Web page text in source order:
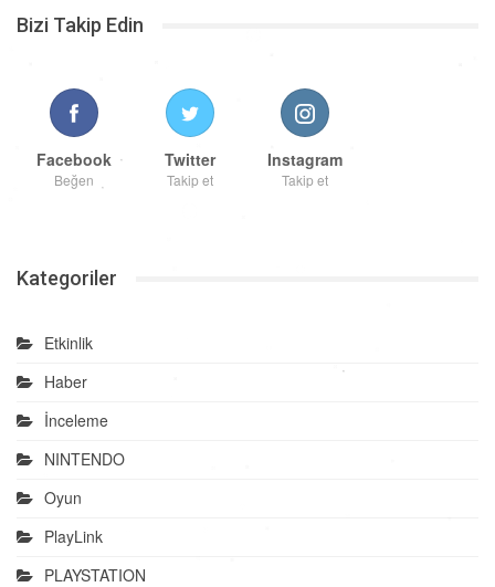
Bizi Takip Edin
Facebook
Beğen
Twitter
Takip et
Instagram
Takip et
Kategoriler
Etkinlik
Haber
İnceleme
NINTENDO
Oyun
PlayLink
PLAYSTATION